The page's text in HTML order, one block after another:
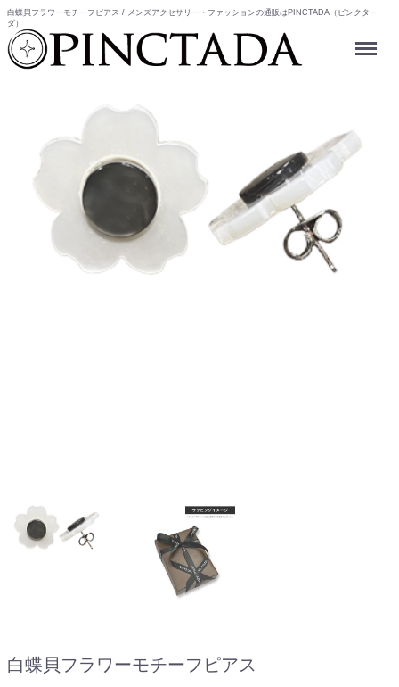
白蝶貝フラワーモチーフピアス / メンズアクセサリー・ファッションの通販はPINCTADA（ピンクター
ダ）
Menu
白蝶貝フラワーモチーフピアス